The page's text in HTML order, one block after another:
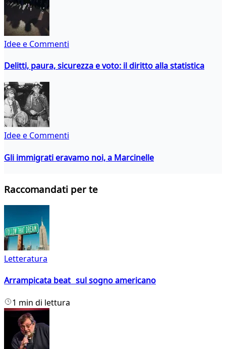
Idee e Commenti
Delitti, paura, sicurezza e voto: il diritto alla statistica
Idee e Commenti
Gli immigrati eravamo noi, a Marcinelle
Raccomandati per te
Letteratura
Arrampicata beat sul sogno americano
1 min di lettura